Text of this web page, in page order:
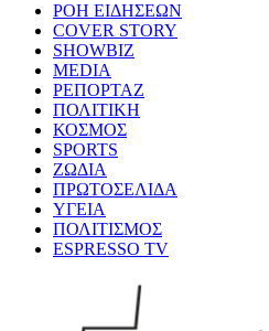
ΡΟΗ ΕΙΔΗΣΕΩΝ
COVER STORY
SHOWBIZ
MEDIA
ΡΕΠΟΡΤΑΖ
ΠΟΛΙΤΙΚΗ
ΚΟΣΜΟΣ
SPORTS
ΖΩΔΙΑ
ΠΡΩΤΟΣΕΛΙΔΑ
ΥΓΕΙΑ
ΠΟΛΙΤΙΣΜΟΣ
ESPRESSO TV